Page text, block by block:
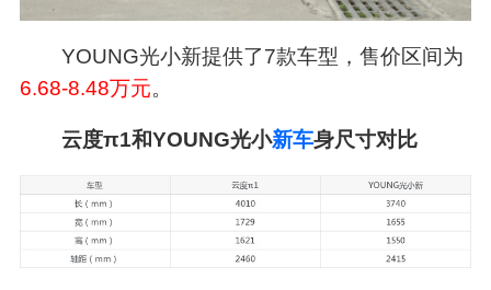
YOUNG光小新提供了7款车型，售价区间为
6.68-8.48万元。
云度π1和YOUNG光小新车身尺寸对比